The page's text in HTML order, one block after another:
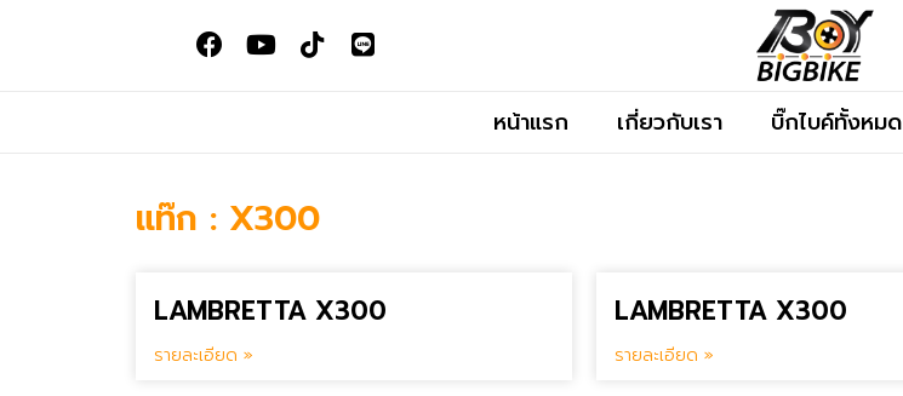
หน้าแรก เกี่ยวกับเรา บิ๊กไบค์ทั้งหมด
แท๊ก : X300
LAMBRETTA X300
รายละเอียด »
LAMBRETTA X300
รายละเอียด »